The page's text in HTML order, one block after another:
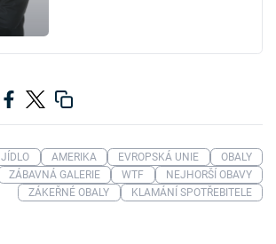
JÍDLO AMERIKA EVROPSKÁ UNIE
OBALY
ZÁBAVNÁ GALERIE WTF
NEJHORŠÍ OBAVY
ZÁKEŘNÉ OBALY
KLAMÁNÍ SPOTŘEBITELE